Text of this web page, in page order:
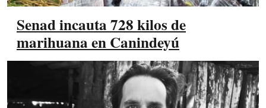
Senad incauta 728 kilos de
marihuana en Canindeyú